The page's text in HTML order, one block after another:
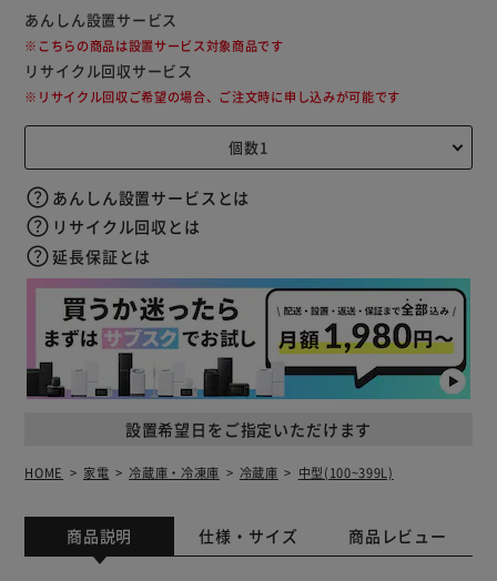
設置希望日をご指定いただけます
あんしん設置サービス
※こちらの商品は設置サービス対象商品です
リサイクル回収サービス
※リサイクル回収ご希望の場合、ご注文時に申し込みが可能です
あんしん設置サービスとは
リサイクル回収とは
延長保証とは
HOME 家電 冷蔵庫・冷凍庫 冷蔵庫 中型(100~399L)
商品説明 仕様・サイズ 商品レビュー